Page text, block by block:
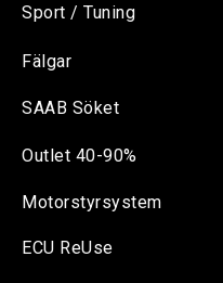
Sport / Tuning
Fälgar
SAAB Söket
Outlet 40-90%
Motorstyrsystem
ECU ReUse